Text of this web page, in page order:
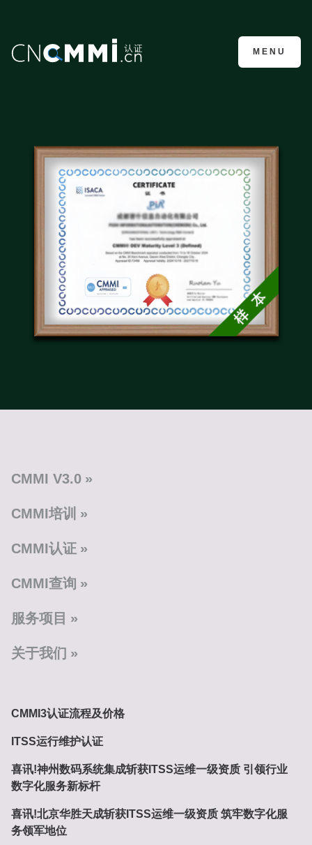
CMMI认证咨询
MENU
CMMI V3.0
CMMI培训
CMMI认证
CMMI查询
服务项目
关于我们
CMMI3认证流程及价格
ITSS运行维护认证
喜讯!神州数码系统集成斩获ITSS运维一级资质 引领行业
数字化服务新标杆
喜讯!北京华胜天成斩获ITSS运维一级资质 筑牢数字化服
务领军地位